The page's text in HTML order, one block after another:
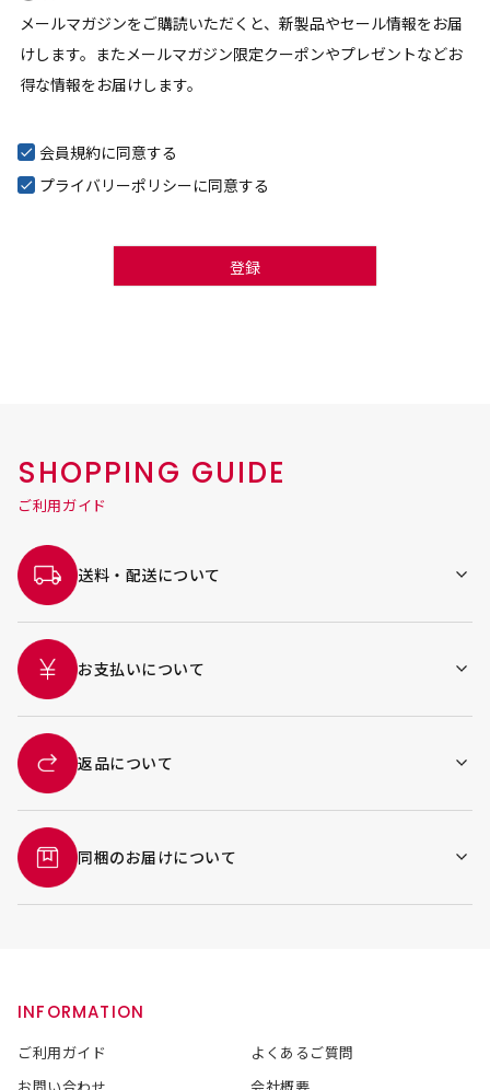
須
)
メールマガジンをご購読いただくと、新製品やセール情報をお届
けします。またメールマガジン限定クーポンやプレゼントなどお
得な情報をお届けします。
会員規約に同意する
プライバリーポリシーに同意する
登録
SHOPPING GUIDE
ご利用ガイド
送料・配送について
お支払いについて
返品について
同梱のお届けについて
INFORMATION
ご利用ガイド
よくあるご質問